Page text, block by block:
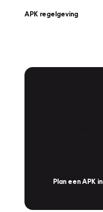
APK regelgeving
Plan een APK in